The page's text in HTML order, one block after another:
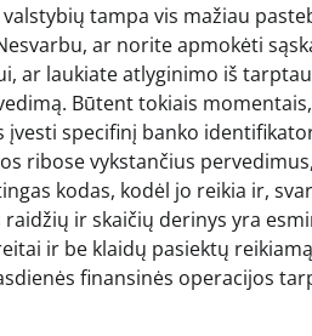
tampa vis mažiau
ar norite apmokėti
ar laukiate atlyginimo iš
Būtent tokiais
specifinį banko
ribose vykstančius
kodas, kodėl jo reikia ir,
ir skaičių derinys yra
ir be klaidų pasiektų
finansinės operacijos